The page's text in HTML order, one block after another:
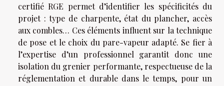
certifié RGE permet d’identifier les spécificités du
projet : type de charpente, état du plancher, accès
aux combles… Ces éléments influent sur la technique
de pose et le choix du pare-vapeur adapté. Se fier à
l’expertise d’un professionnel garantit donc une
isolation du grenier performante, respectueuse de la
réglementation et durable dans le temps, pour un